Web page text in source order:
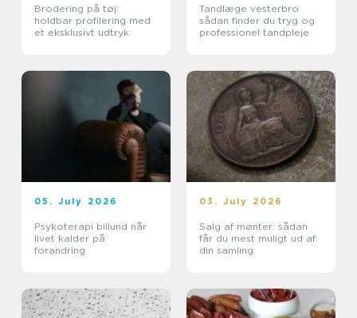
Brodering på tøj:
holdbar profilering med
et eksklusivt udtryk
Tandlæge vesterbro
sådan finder du tryg og
professionel tandpleje
05. July 2026
Psykoterapi billund når
livet kalder på
forandring
03. July 2026
Salg af mønter: sådan
får du mest muligt ud af
din samling